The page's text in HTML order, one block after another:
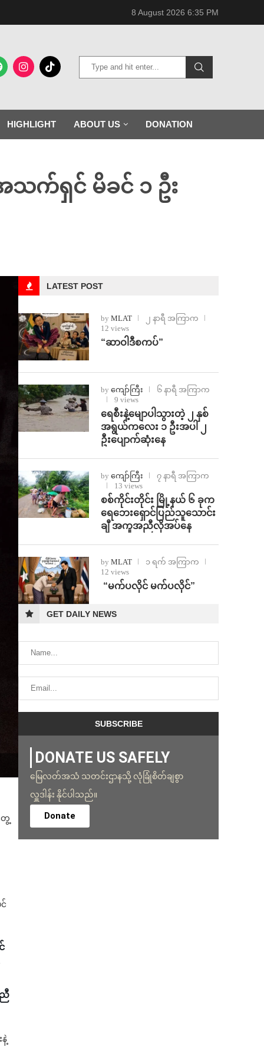
8 August 2026 6:35 PM
HIGHLIGHT ABOUT US DONATION
အသက်ရှင် မိခင် ၁ ဦး
ေ့
ညီ
နဲ့
LATEST POST
by MLAT
၂ နာရီ အကြာက
12 views
“ဆာဝါဒီစကပ်”
by ကျော်ကြီး
၆ နာရီ အကြာက
9 views
ရေစီးနဲ့မျောပါသွားတဲ့ ၂ နှစ်
အရွယ်ကလေး ၁ ဦးအပါ ၂
ဦးပျောက်ဆုံးနေ
by ကျော်ကြီး
၇ နာရီ အကြာက
13 views
စစ်ကိုင်းတိုင်း မြို့နယ် ၆ ခုက
ရေဘေးရှောင်ပြည်သူသောင်း
ချီ အကူအညီလိုအပ်နေ
by MLAT
၁ ရက် အကြာက
12 views
⁨ ⁨“မက်ပလိုင် မက်ပလိုင်”
GET DAILY NEWS
DONATE US SAFELY
မြေလတ်အသံ သတင်းဌာနသို့ လုံခြုံစိတ်ချစွာ
လှူဒါန်း နိုင်ပါသည်။
Donate